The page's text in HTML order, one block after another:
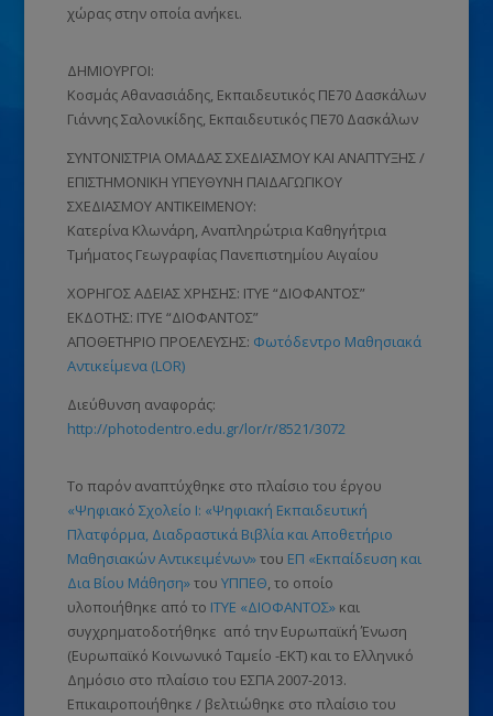
χώρας στην οποία ανήκει.
ΔΗΜΙΟΥΡΓΟΙ:
Κοσμάς Αθανασιάδης, Εκπαιδευτικός ΠΕ70 Δασκάλων
Γιάννης Σαλονικίδης, Εκπαιδευτικός ΠΕ70 Δασκάλων
ΣΥΝΤΟΝΙΣΤΡΙΑ ΟΜΑΔΑΣ ΣΧΕΔΙΑΣΜΟΥ ΚΑΙ ΑΝΑΠΤΥΞΗΣ /
ΕΠΙΣΤΗΜΟΝΙΚΗ ΥΠΕΥΘΥΝΗ ΠΑΙΔΑΓΩΓΙΚΟΥ
ΣΧΕΔΙΑΣΜΟΥ ΑΝΤΙΚΕΙΜΕΝΟΥ:
Κατερίνα Κλωνάρη, Αναπληρώτρια Καθηγήτρια
Τμήματος Γεωγραφίας Πανεπιστημίου Αιγαίου
ΧΟΡΗΓΟΣ ΑΔΕΙΑΣ ΧΡΗΣΗΣ: ΙΤΥΕ “ΔΙΟΦΑΝΤΟΣ”
ΕΚΔΟΤΗΣ: ΙΤΥΕ “ΔΙΟΦΑΝΤΟΣ”
ΑΠΟΘΕΤΗΡΙΟ ΠΡΟΕΛΕΥΣΗΣ: Φωτόδεντρο Μαθησιακά
Αντικείμενα (LOR)
Διεύθυνση αναφοράς:
http://photodentro.edu.gr/lor/r/8521/3072
Το παρόν αναπτύχθηκε στο πλαίσιο του έργου
«Ψηφιακό Σχολείο Ι: «Ψηφιακή Εκπαιδευτική
Πλατφόρμα, Διαδραστικά Βιβλία και Αποθετήριο
Μαθησιακών Αντικειμένων»του ΕΠ «Εκπαίδευση και
Δια Βίου Μάθηση»του ΥΠΠΕΘ, το οποίο
υλοποιήθηκε από το ΙΤΥΕ «ΔΙΟΦΑΝΤΟΣ»και
συγχρηματοδοτήθηκε από την Ευρωπαϊκή Ένωση
(Ευρωπαϊκό Κοινωνικό Ταμείο -ΕΚΤ)και το Ελληνικό
Δημόσιο στο πλαίσιο του ΕΣΠΑ 2007-2013.
Επικαιροποιήθηκε / βελτιώθηκε στο πλαίσιο του